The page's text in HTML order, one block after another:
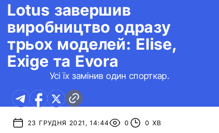
Lotus завершив
виробництво одразу
трьох моделей: Elise,
Exige та Evora
Усі їх замінив один спорткар.
23 ГРУДНЯ 2021, 14:44 0 0 ХВ